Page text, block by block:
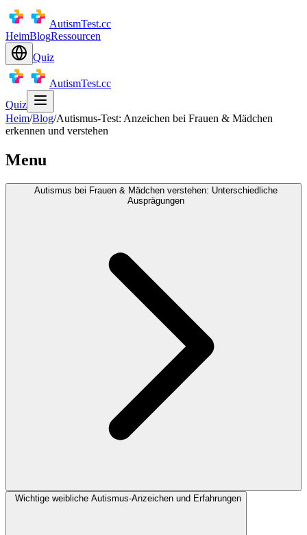
AutismTest.cc
HeimBlogRessourcen
Quiz
AutismTest.cc
Quiz
Heim/Blog/Autismus-Test: Anzeichen bei Frauen & Mädchen
erkennen und verstehen
Menu
Autismus bei Frauen & Mädchen verstehen: Unterschiedliche
Ausprägungen
Wichtige weibliche Autismus-Anzeichen und Erfahrungen